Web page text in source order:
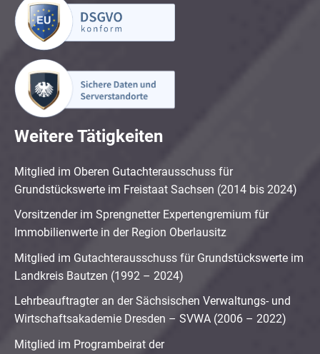
Weitere Tätigkeiten
Mitglied im Oberen Gutachterausschuss für
Grundstückswerte im Freistaat Sachsen (2014 bis 2024)
Vorsitzender im Sprengnetter Expertengremium für
Immobilienwerte in der Region Oberlausitz
Mitglied im Gutachterausschuss für Grundstückswerte im
Landkreis Bautzen (1992 – 2024)
Lehrbeauftragter an der Sächsischen Verwaltungs- und
Wirtschaftsakademie Dresden – SVWA (2006 – 2022)
Mitglied im Programbeirat der